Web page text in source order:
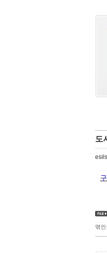
도
esils
엮인